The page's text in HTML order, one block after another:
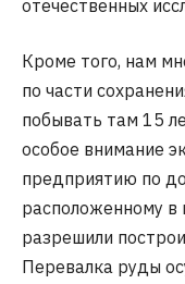
отечественных
Кроме того, нам
по части
побывать там 15
особое внимание
предприятию по
расположенному в
разрешили
Перевалка руды